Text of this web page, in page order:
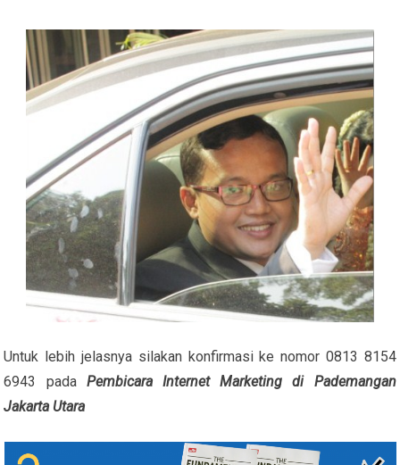
Untuk lebih jelasnya silakan konfirmasi ke nomor 0813 8154
6943 pada Pembicara Internet Marketing di Pademangan
Jakarta Utara